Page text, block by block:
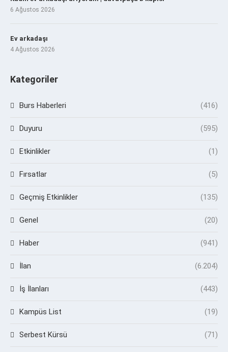
6 Ağustos 2026
Ev arkadaşı
4 Ağustos 2026
Kategoriler
Burs Haberleri (416)
Duyuru (595)
Etkinlikler (1)
Fırsatlar (5)
Geçmiş Etkinlikler (135)
Genel (20)
Haber (941)
İlan (6.204)
İş İlanları (443)
Kampüs List (19)
Serbest Kürsü (71)